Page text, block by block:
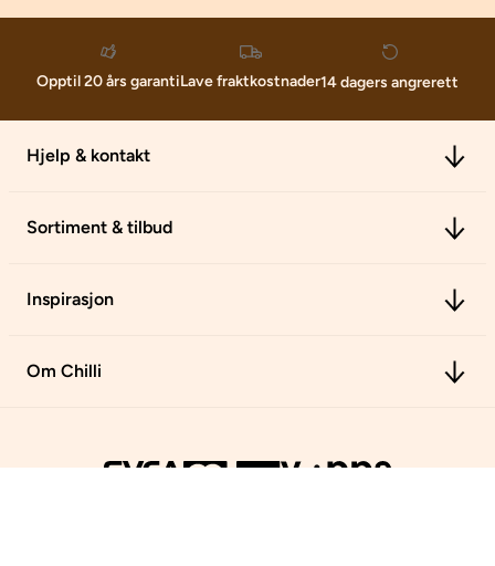
Opptil 20 års garantiLave fraktkostnader14 dagers angrerett
Hjelp & kontakt
Sortiment & tilbud
Inspirasjon
Om Chilli